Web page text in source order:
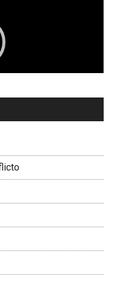
01:04
Corporación